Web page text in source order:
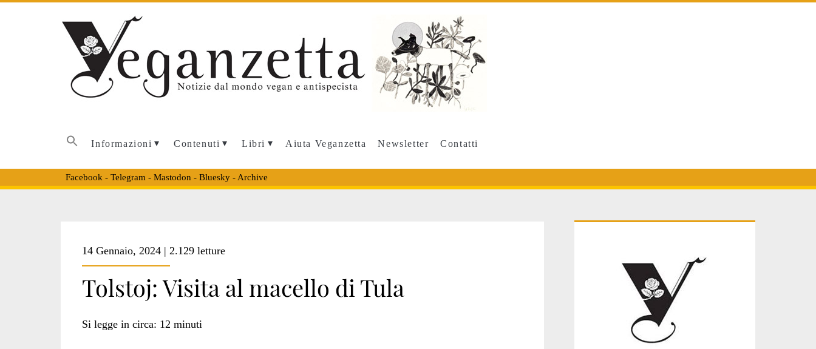
Informazioni Contenuti Libri Aiuta Veganzetta Newsletter Contatti
Facebook - Telegram - Mastodon - Bluesky- Archive
<span>macello
di
14 Gennaio, 2024 | 2.129 letture
Tolstoj: Visita al macello di Tula
Si legge in circa: 12 minuti
Sidebar